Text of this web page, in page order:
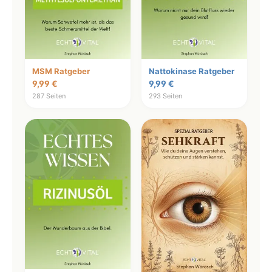
MSM Ratgeber
9,99 €
287 Seiten
Nattokinase Ratgeber
9,99 €
293 Seiten